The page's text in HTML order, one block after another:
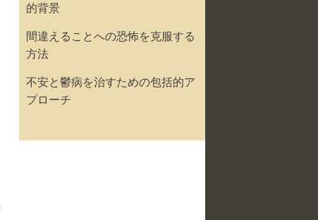
的背景
間違えることへの恐怖を克服する
方法
不安と鬱病を治すための包括的ア
プローチ